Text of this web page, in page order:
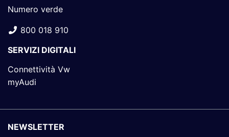
Numero verde
800 018 910
SERVIZI DIGITALI
Connettività Vw
myAudi
NEWSLETTER